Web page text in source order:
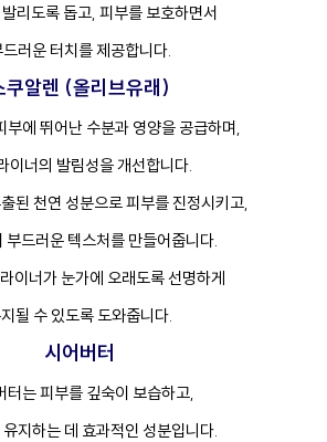
리도록 돕고, 피부를 보호하면서
드러운 터치를 제공합니다.
쿠알렌 (올리브유래)
부에 뛰어난 수분과 영양을 공급하며,
이너의 발림성을 개선합니다.
된 천연 성분으로 피부를 진정시키고,
부드러운 텍스처를 만들어줍니다.
이너가 눈가에 오래도록 선명하게
될 수 있도록 도와줍니다.
시어버터
터는 피부를 깊숙이 보습하고,
지하는 데 효과적인 성분입니다.